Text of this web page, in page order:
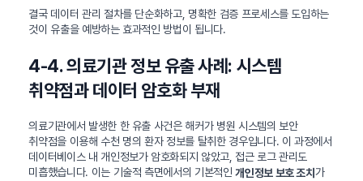
결국 데이터 관리 절차를 단순화하고, 명확한 검증 프로세스를 도입하는
것이 유출을 예방하는 효과적인 방법이 됩니다.
4-4. 의료기관 정보 유출 사례: 시스템
취약점과 데이터 암호화 부재
의료기관에서 발생한 한 유출 사건은 해커가 병원 시스템의 보안
취약점을 이용해 수천 명의 환자 정보를 탈취한 경우입니다. 이 과정에서
데이터베이스 내 개인정보가 암호화되지 않았고, 접근 로그 관리도
미흡했습니다. 이는 기술적 측면에서의 기본적인개인정보 보호 조치가